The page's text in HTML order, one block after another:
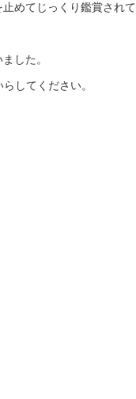
めてじっくり鑑賞されて
した。
してください。